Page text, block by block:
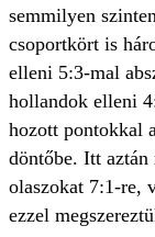
semmilyen
csoportkört is
elleni 5:3-mal
hollandok elleni
hozott pontokkal
döntőbe. Itt
olaszokat 7:1-re,
ezzel